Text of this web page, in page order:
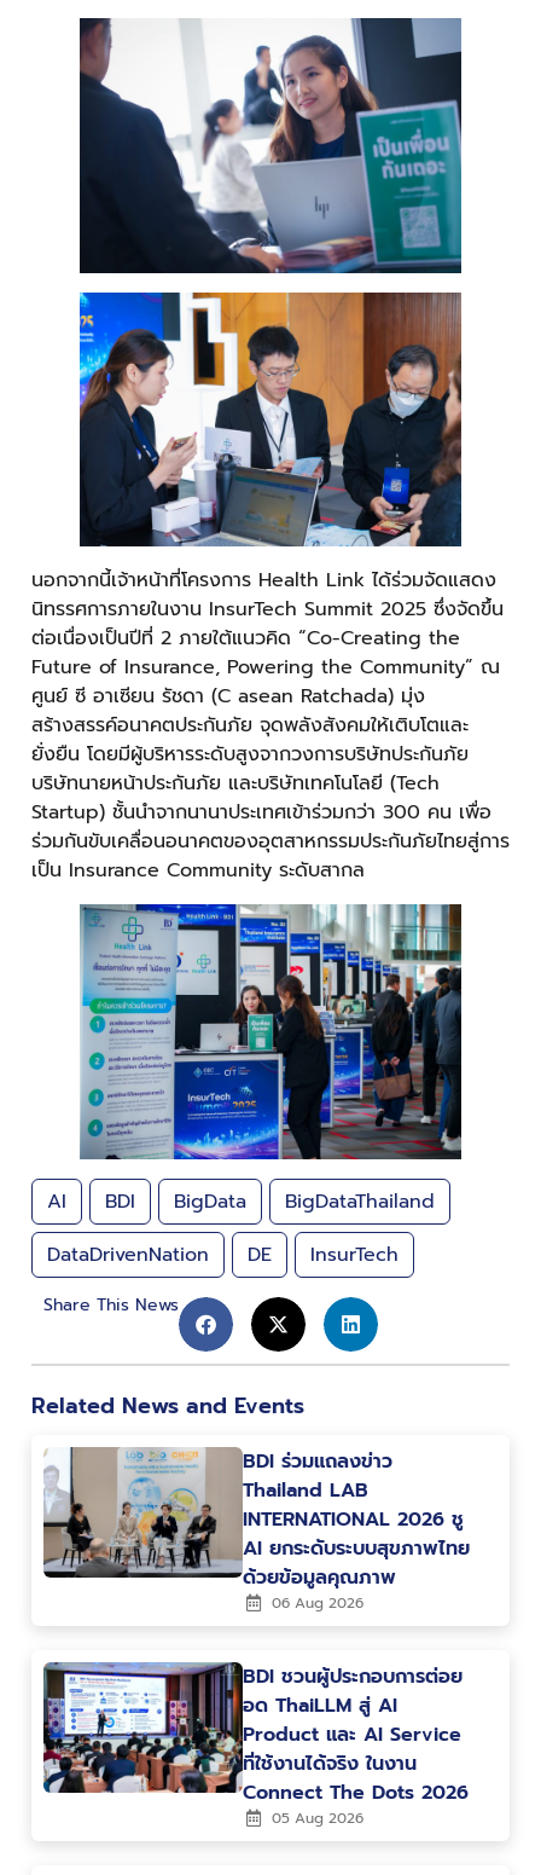
นอกจากนี้เจ้าหน้าที่โครงการ Health Link ได้ร่วมจัดแสดง
นิทรรศการภายในงาน InsurTech Summit 2025 ซึ่งจัดขึ้น
ต่อเนื่องเป็นปีที่ 2 ภายใต้แนวคิด “Co-Creating the
Future of Insurance, Powering the Community” ณ
ศูนย์ ซี อาเซียน รัชดา (C asean Ratchada) มุ่ง
สร้างสรรค์อนาคตประกันภัย จุดพลังสังคมให้เติบโตและ
ยั่งยืน โดยมีผู้บริหารระดับสูงจากวงการบริษัทประกันภัย
บริษัทนายหน้าประกันภัย และบริษัทเทคโนโลยี (Tech
Startup) ชั้นนำจากนานาประเทศเข้าร่วมกว่า 300 คน เพื่อ
ร่วมกันขับเคลื่อนอนาคตของอุตสาหกรรมประกันภัยไทยสู่การ
เป็น Insurance Community ระดับสากล
AI BDI BigData
BigDataThailand
DataDrivenNation
DE InsurTech
Share This News
Related News and Events
BDI ร่วมแถลงข่าว
Thailand LAB
INTERNATIONAL 2026 ชู
AI ยกระดับระบบสุขภาพไทย
ด้วยข้อมูลคุณภาพ
06 Aug 2026
BDI ชวนผู้ประกอบการต่อย
อด ThaiLLM สู่ AI
Product และ AI Service
ที่ใช้งานได้จริง ในงาน
Connect The Dots 2026
05 Aug 2026